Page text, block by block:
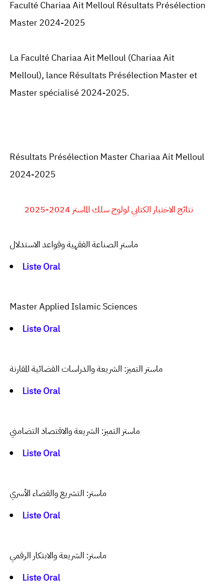
Faculté Chariaa Ait Melloul Résultats Présélection
Master 2024-2025
La Faculté Chariaa Ait Melloul (Chariaa Ait
Melloul), lance Résultats Présélection Master et
Master spécialisé 2024-2025.
Résultats Présélection Master Chariaa Ait Melloul
2024-2025
نتائج الاختبار الكتابي لولوج سلك الماستر 2024-2025
ماستر الصناعة الفقهية وقواعد الاستدلال
Liste Oral
Master Applied Islamic Sciences
Liste Oral
ماستر التميز: الشريعة والدراسات القضائية المقارنة
Liste Oral
ماستر التميز: الشريعة والاقتصاد التضامني
Liste Oral
ماستر: التشريع والقضاء الأسري
Liste Oral
ماستر: الشريعة والابتكار الرقمي
Liste Oral